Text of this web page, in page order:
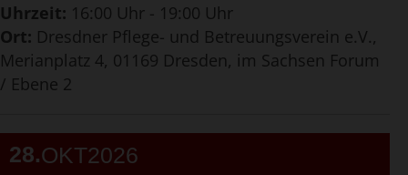
Uhrzeit: 16:00 Uhr - 19:00 Uhr
Ort: Dresdner Pflege- und Betreuungsverein e.V.,
Merianplatz 4, 01169 Dresden, im Sachsen Forum
/ Ebene 2
28 OKT2026